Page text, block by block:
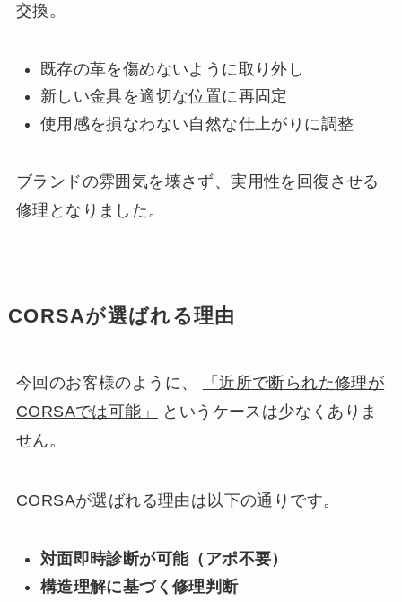
交換。
既存の革を傷めないように取り外し
新しい金具を適切な位置に再固定
使用感を損なわない自然な仕上がりに調整
ブランドの雰囲気を壊さず、実用性を回復させる
修理となりました。
CORSAが選ばれる理由
今回のお客様のように、
「近所で断られた修理が
CORSAでは可能」
というケースは少なくありま
せん。
CORSAが選ばれる理由は以下の通りです。
対面即時診断が可能（アポ不要）
構造理解に基づく修理判断